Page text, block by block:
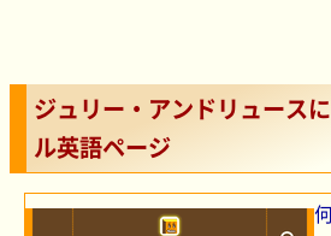
ジュリー・アンドリュース
ル英語ページ